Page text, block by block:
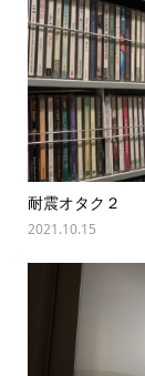
耐震オタク２
2021.10.15